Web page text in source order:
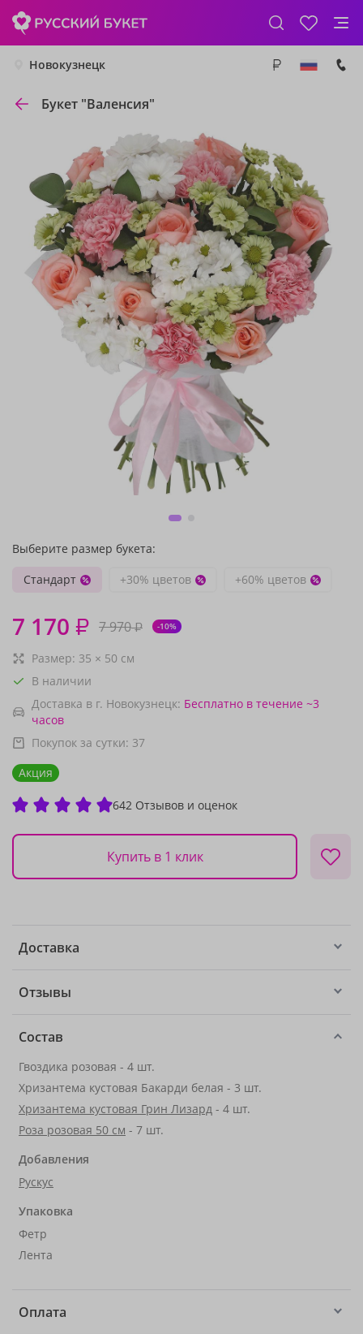
Новокузнецк
Букет "Валенсия"
Выберите размер букета:
Стандарт
+30% цветов +60% цветов
7 170 ₽ 7 970₽ -10%
Размер: 35 × 50 см
В наличии
Доставка в г. Новокузнецк: Бесплатно в течение ~3
часов
Покупок за сутки: 37
Акция
642 Отзывов и оценок
Купить в 1 клик
Доставка
Отзывы
Состав
Гвоздика розовая - 4 шт.
Хризантема кустовая Бакарди белая - 3 шт.
Хризантема кустовая Грин Лизард - 4 шт.
Роза розовая 50 см - 7 шт.
Добавления
Рускус
Упаковка
Фетр
Лента
Оплата